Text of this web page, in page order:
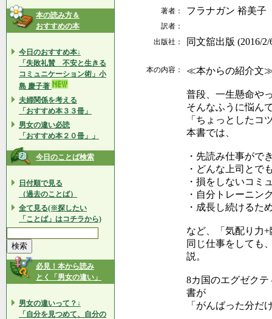
本の読み方＆
おすすめの本
今日のおすすめ本↓
「失敗礼賛 不安と生きる
コミュニケーション術」小
島 慶子著
夫婦関係を考える
「おすすめ本３３冊」
男女の違い必読
「おすすめ本２０冊」」
今日のことば検索
日付順で見る
（過去のことば）
全て見る(※探したい
「ことば」はコチラから)
必見！本から読み
とく「男女の違い」
男女の違いって？↓
「自分を見つめて、自分の
著者： フラナガン 裕美子
訳者：
出版社：
同文舘出版 (2016/
本の内容： ≪本からの紹介文
普段、一生懸命や
そんなふうに悩ん
「ちょっとしたコ
本書では、
・先読み仕事がで
・どんな上司とで
・損をしないコミ
・自分トレーニン
・成長し続けるた
など、「気配り力
同じ仕事をしても
説。
8カ国のエグゼク
書が
「がんばった分